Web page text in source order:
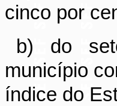
cinco por
b) do
município
índice do